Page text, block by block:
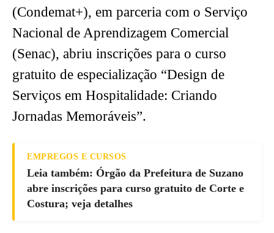
(Condemat+), em parceria com o Serviço
Nacional de Aprendizagem Comercial
(Senac), abriu inscrições para o curso
gratuito de especialização “Design de
Serviços em Hospitalidade: Criando
Jornadas Memoráveis”.
EMPREGOS E CURSOS
Leia também: Órgão da Prefeitura de Suzano
abre inscrições para curso gratuito de Corte e
Costura; veja detalhes